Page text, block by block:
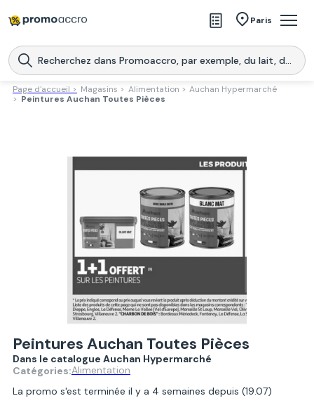
Paris
Magasins
Produits
Page d'accueil > Magasins > Alimentation > Auchan Hypermarché
> Peintures Auchan Toutes Pièces
Peintures Auchan Toutes Pièces
Dans le catalogue Auchan Hypermarché
Catégories:Alimentation
La promo s'est terminée il y a 4 semaines depuis (19.07)